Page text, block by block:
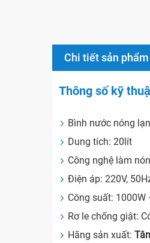
Chi tiết sản phẩm
Thông số kỹ
Bình nước nóng
Dung tích: 20lít
Công nghệ làm
Điện áp: 220V,
Công suất:
Rơ le chống giật:
Hãng sản xuất: